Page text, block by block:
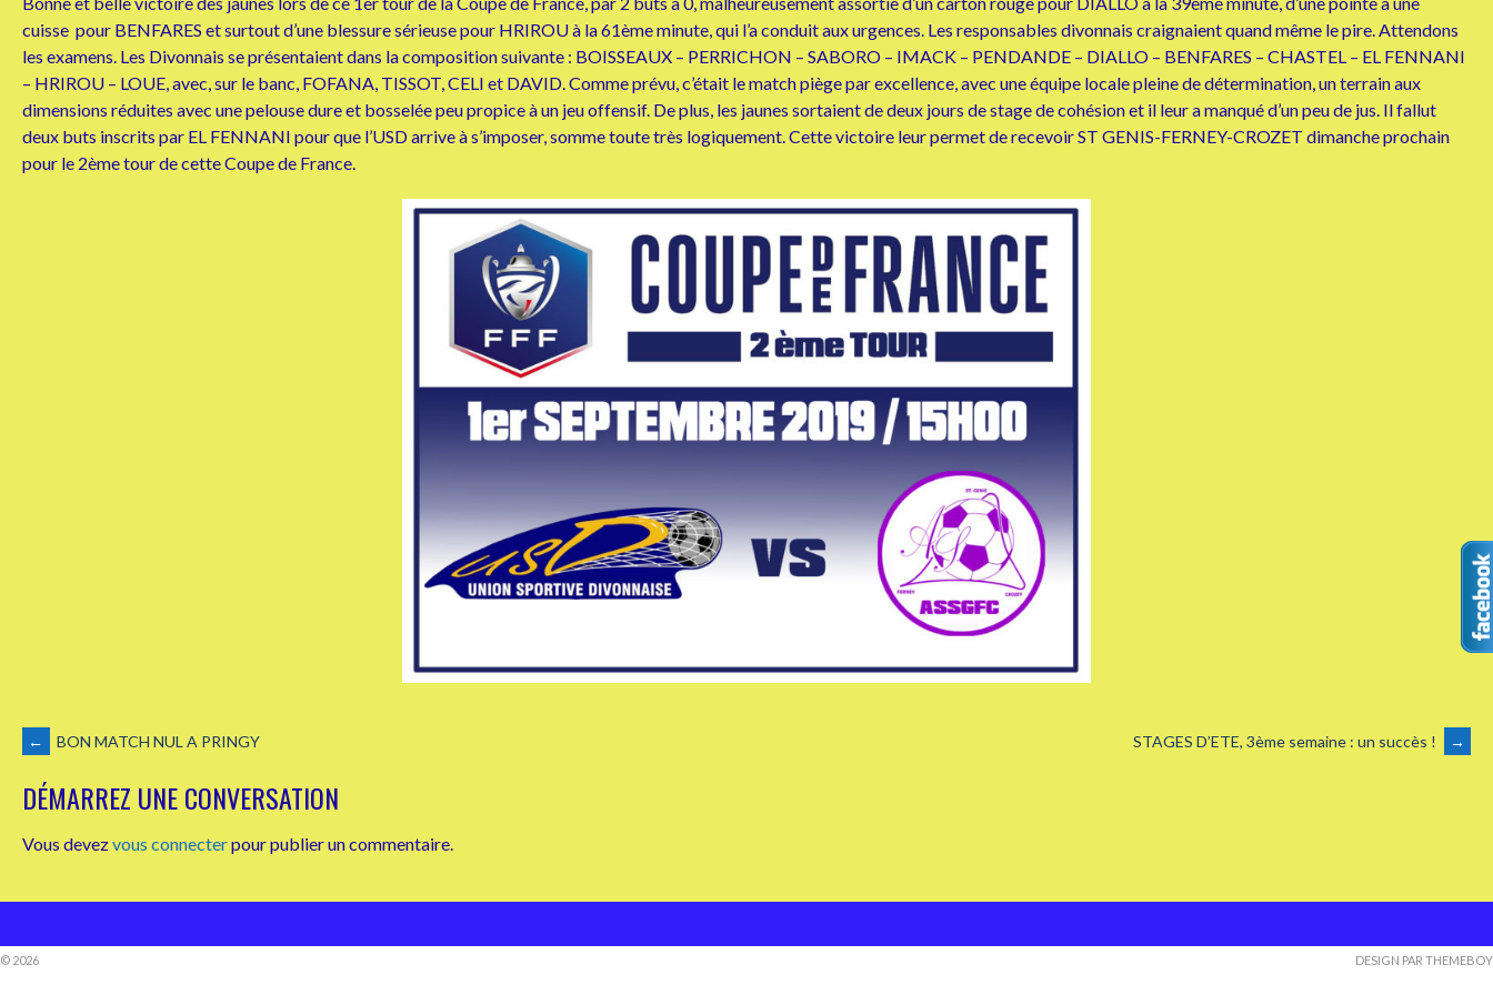
cuisse pour BENFARES et surtout d’une blessure sérieuse pour HRIROU à la 61ème minute, qui l’a conduit aux urgences. Les responsables divonnais craignaient quand même le pire. Attendons
les examens. Les Divonnais se présentaient dans la composition suivante : BOISSEAUX – PERRICHON – SABORO – IMACK – PENDANDE – DIALLO – BENFARES – CHASTEL – EL FENNANI
– HRIROU – LOUE, avec, sur le banc, FOFANA, TISSOT, CELI et DAVID. Comme prévu, c’était le match piège par excellence, avec une équipe locale pleine de détermination, un terrain aux
dimensions réduites avec une pelouse dure et bosselée peu propice à un jeu offensif. De plus, les jaunes sortaient de deux jours de stage de cohésion et il leur a manqué d’un peu de jus. Il fallut
deux buts inscrits par EL FENNANI pour que l’USD arrive à s’imposer, somme toute très logiquement. Cette victoire leur permet de recevoir ST GENIS-FERNEY-CROZET dimanche prochain
pour le 2ème tour de cette Coupe de France.
NAVIGATION
DES
← BON MATCH NUL A PRINGY STAGES D’ETE, 3ème semaine : un succès ! →
DÉMARREZ UNE CONVERSATION
Vous devezvous connecterpour publier un commentaire.
© 2026 DESIGN PAR THEMEBOY